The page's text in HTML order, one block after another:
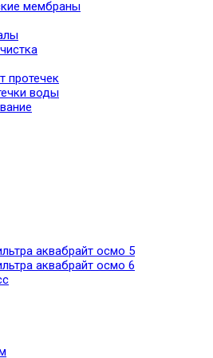
мембраны
протечек
воды
аквабрайт осмо 5
аквабрайт осмо 6